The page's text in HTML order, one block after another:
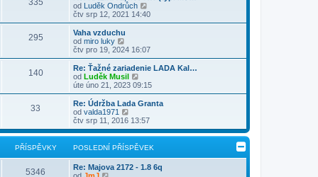
k
p
ř
í
s
p
ě
v
e
k
n
í
s
v
e
k
p
o
s
l
d
n
í
p
ř
í
s
p
ě
v
e
k
z
i
t
p
o
s
l
e
d
n
í
p
ř
í
s
p
ě
e
k
335
od Luděk Ondrůch
o
b
z
p
o
s
e
n
í
ř
í
s
čtv srp 12, 2021 14:40
295
Vaha vzduchu
od miro luky
o
b
r
a
z
p
o
s
l
d
n
í
čtv pro 19, 2024 16:07
140
Re: Ťažné zariadenie LADA Kal…
od Luděk Musil
o
b
r
z
t
p
o
s
l
úte úno 21, 2023 09:15
33
Re: Údržba Lada Granta
od valda1971
o
b
r
a
t
čtv srp 11, 2016 13:57
PŘÍSPĚVKY POSLEDNÍ PŘÍSPĚVEK
5346
Re: Majova 2172 - 1.8 6q